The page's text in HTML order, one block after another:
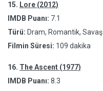
15. Lore (2012)
IMDB Puanı: 7.1
Türü: Dram, Romantik, Savaş
Filmin Süresi: 109 dakika
16. The Ascent (1977)
IMDB Puanı: 8.3